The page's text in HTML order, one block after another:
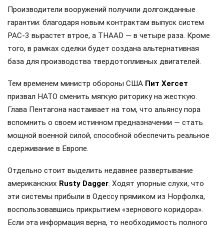
Производители вооружений получили долгожданные
гарантии: благодаря новым контрактам выпуск систем
PAC-3 вырастет втрое, а THAAD — в четыре раза. Кроме
того, в рамках сделки будет создана альтернативная
база для производства твердотопливных двигателей.
Тем временем министр обороны США Пит Хегсет
призвал НАТО сменить мягкую риторику на жесткую.
Глава Пентагона настаивает на том, что альянсу пора
вспомнить о своем истинном предназначении — стать
мощной военной силой, способной обеспечить реальное
сдерживание в Европе.
Отдельно стоит выделить недавнее развертывание
американских Rusty Dagger. Ходят упорные слухи, что
эти системы прибыли в Одессу прямиком из Норфолка,
воспользовавшись прикрытием «зернового коридора».
Если эта информация верна, то необходимость полного